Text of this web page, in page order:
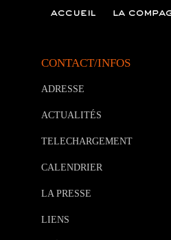
CONTACT/INFOS
ADRESSE
ACTUALITÉS
TELECHARGEMENT
CALENDRIER
LA PRESSE
LIENS